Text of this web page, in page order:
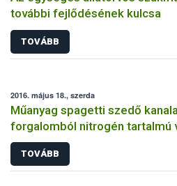
további fejlődésének kulcsa
TOVÁBB
2016. május 18., szerda
Műanyag spagetti szedő
forgalomból nitrogén tartalmú
miatt
TOVÁBB